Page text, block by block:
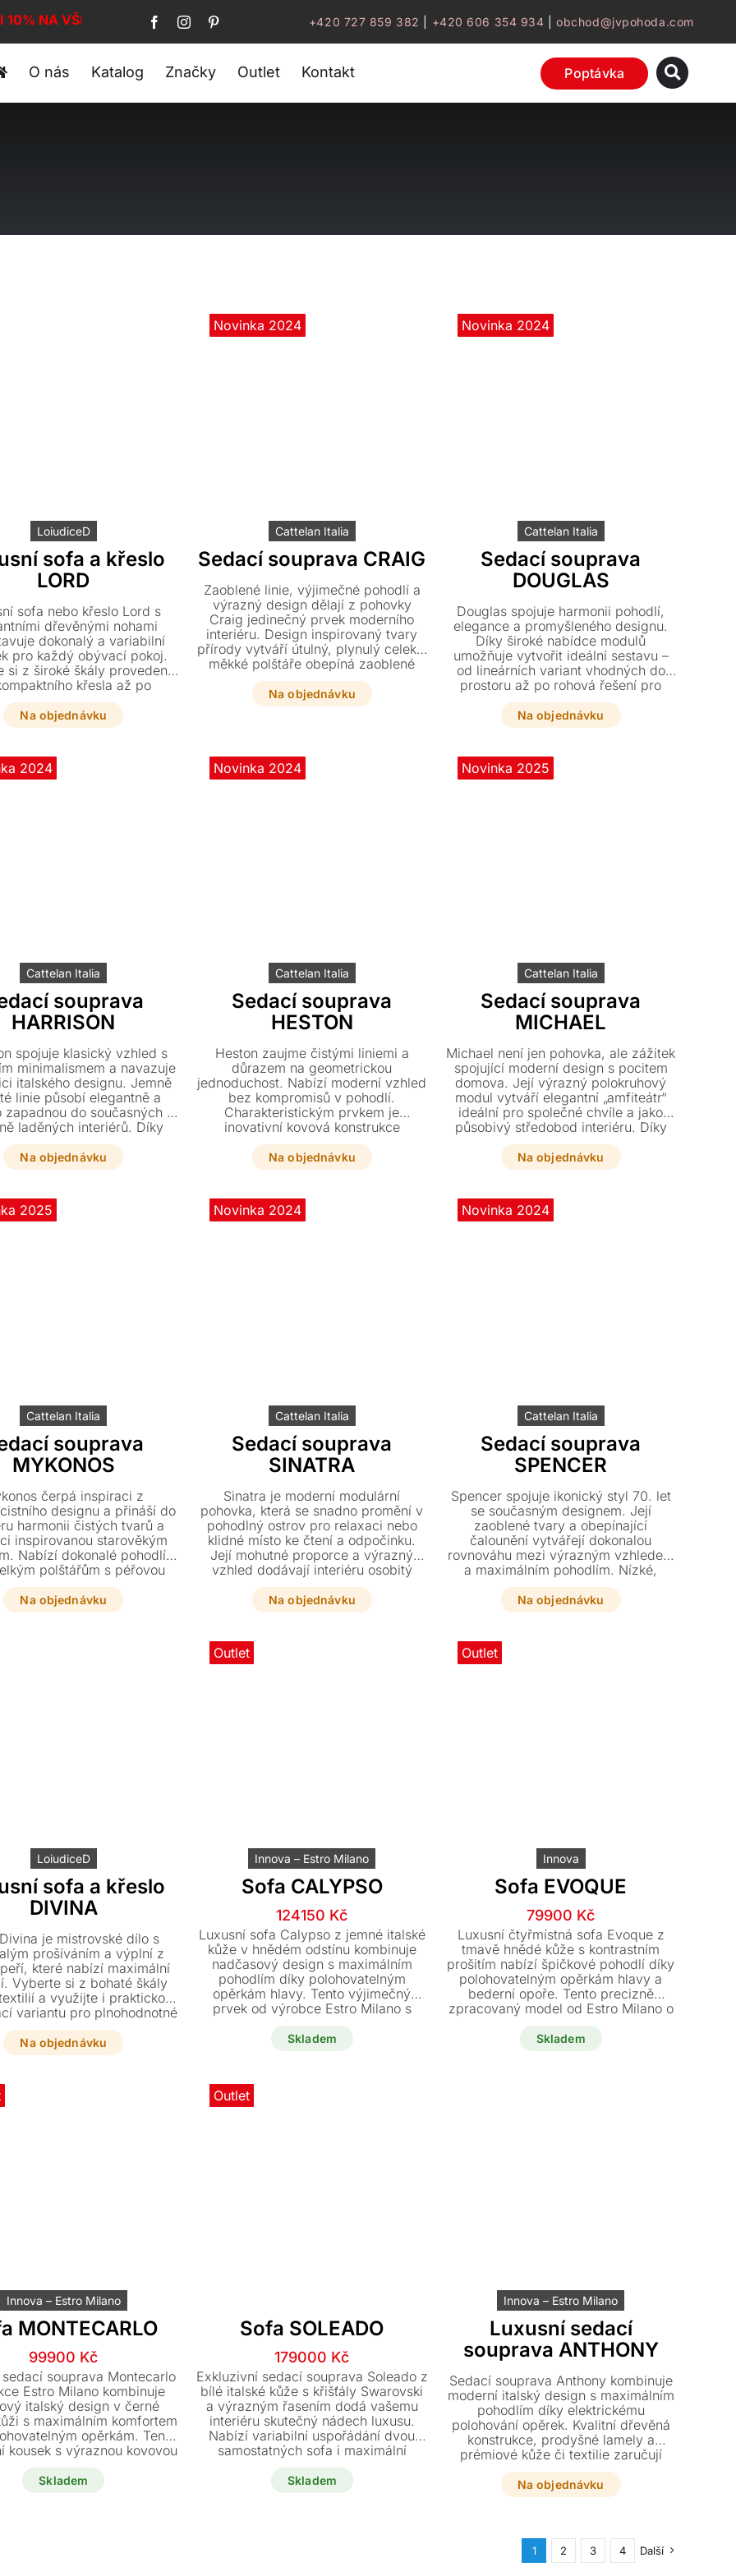
10% NA VŠE! +420 727 859 382 +420 606 354 934 |obchod@jvpohoda.com
O nás Katalog Značky Outlet Kontakt Poptávka
LoiudiceD
sofa a křeslo
LORD
sofa nebo křeslo Lord s
dřevěnými nohami
dokonalý a variabilní
pro každý obývací pokoj.
si z široké škály provedení
křesla až po
pohovku s komfortní
vše v prvotřídním čalounění
kůže či textilu. Nabídku
stolky pro váš maximální
komfort.
Na objednávku
Novinka 2024
Cattelan Italia
Sedací souprava CRAIG
Zaoblené linie, výjimečné pohodlí a
výrazný design dělají z pohovky
Craig jedinečný prvek moderního
interiéru. Design inspirovaný tvary
přírody vytváří útulný, plynulý celek –
měkké polštáře obepíná zaoblené
opěradlo a dominantní područkám
dodává pocit soukromého útočiště.
Na objednávku
Novinka 2024
Cattelan Italia
Sedací souprava
DOUGLAS
Douglas spojuje harmonii pohodlí,
elegance a promyšleného designu.
Díky široké nabídce modulů
umožňuje vytvořit ideální sestavu –
od lineárních variant vhodných do
prostoru až po rohová řešení pro
relaxaci a společenské chvíle.
Na objednávku
2024
Cattelan Italia
souprava
HARRISON
spojuje klasický vzhled s
minimalismem a navazuje
italského designu. Jemně
linie působí elegantně a
zapadnou do současných i
laděných interiérů. Díky
opěrným polštářům a lehce
sedáku nabízí
maximální pohodlí.
Na objednávku
Novinka 2024
Cattelan Italia
Sedací souprava
HESTON
Heston zaujme čistými liniemi a
důrazem na geometrickou
jednoduchost. Nabízí moderní vzhled
bez kompromisů v pohodlí.
Charakteristickým prvkem je
inovativní kovová konstrukce
područky s měkkým polštářem, která
dodává pohovce jedinečný výraz.
Na objednávku
Novinka 2025
Cattelan Italia
Sedací souprava
MICHAEL
Michael není jen pohovka, ale zážitek
spojující moderní design s pocitem
domova. Její výrazný polokruhový
modul vytváří elegantní „amfiteátr“
ideální pro společné chvíle a jako
působivý středobod interiéru. Díky
jemně zaobleným tvarům a menší
hloubce se snadno přizpůsobí i
menším prostorům.
Na objednávku
2025
Cattelan Italia
souprava
MYKONOS
čerpá inspiraci z
designu a přináší do
harmonii čistých tvarů a
inspirovanou starověkým
Nabízí dokonalé pohodlí
polštářům s péřovou
a válcovým opěrkám hlavy.
Na objednávku
Novinka 2024
Cattelan Italia
Sedací souprava
SINATRA
Sinatra je moderní modulární
pohovka, která se snadno promění v
pohodlný ostrov pro relaxaci nebo
klidné místo ke čtení a odpočinku.
Její mohutné proporce a výrazný
vzhled dodávají interiéru osobitý
charakter. Nízký a hluboký sed nabízí
maximální pohodlí a vytváří
uvolněnou atmosféru.
Na objednávku
Novinka 2024
Cattelan Italia
Sedací souprava
SPENCER
Spencer spojuje ikonický styl 70. let
se současným designem. Její
zaoblené tvary a obepínající
čalounění vytvářejí dokonalou
rovnováhu mezi výrazným vzhledem
a maximálním pohodlím. Nízké,
uvolněné sezení a téměř neviditelné
nožky dodávají pohovce vzhled, jako
by přirozeně splývala s podlahou.
Na objednávku
LoiudiceD
sofa a křeslo
DIVINA
je mistrovské dílo s
prošíváním a výplní z
které nabízí maximální
Vyberte si z bohaté škály
a využijte i praktickou
variantu pro plnohodnotné
spaní.
Na objednávku
Outlet
Innova – Estro Milano
Sofa CALYPSO
Původní
cena
byla:
155200 Kč.
124150 Kč
Aktuální
cena
je:
124150 Kč.
Luxusní sofa Calypso z jemné italské
kůže v hnědém odstínu kombinuje
nadčasový design s maximálním
pohodlím díky polohovatelným
opěrkám hlavy. Tento výjimečný
prvek od výrobce Estro Milano s
ihned k dodání za zvýhodněnou
Skladem
Outlet
Innova
Sofa EVOQUE
Původní
cena
byla:
189400 Kč.
79900 Kč
Aktuální
cena
je:
79900 Kč.
Luxusní čtyřmístná sofa Evoque z
tmavě hnědé kůže s kontrastním
prošitím nabízí špičkové pohodlí díky
polohovatelným opěrkám hlavy a
bederní opoře. Tento precizně
zpracovaný model od Estro Milano o
dispozici za akční cenu s výraznou
Skladem
Innova – Estro Milano
MONTECARLO
Původní
cena
byla:
139000 Kč.
99900 Kč
Aktuální
cena
je:
99900 Kč.
souprava Montecarlo
Estro Milano kombinuje
italský design v černé
s maximálním komfortem
opěrkám. Tento
kousek s výraznou kovovou
za akční cenu.
Skladem
Outlet
Sofa SOLEADO
Původní
cena
byla:
309600 Kč.
179000 Kč
Aktuální
cena
je:
179000 Kč.
Exkluzivní sedací souprava Soleado z
bílé italské kůže s křišťály Swarovski
a výrazným řasením dodá vašemu
interiéru skutečný nádech luxusu.
Nabízí variabilní uspořádání dvou
samostatných sofa i maximální
opěrkám hlavy. Tento precizně
Skladem
Innova – Estro Milano
Luxusní sedací
souprava ANTHONY
Sedací souprava Anthony kombinuje
moderní italský design s maximálním
pohodlím díky elektrickému
polohování opěrek. Kvalitní dřevěná
konstrukce, prodyšné lamely a
prémiové kůže či textilie zaručují
dlouhou životnost i zdravé sezení.
Na objednávku
1 2 3 4 Další